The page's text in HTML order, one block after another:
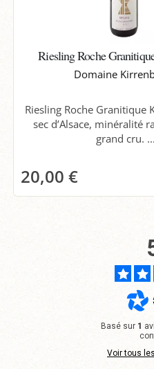
Riesling Roche
Domaine
Riesling Roche Granitique
sec d’Alsace, minéralité
grand cru. ...
20,00 €
Basé sur 1
Voir tous